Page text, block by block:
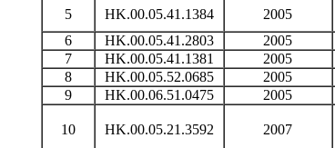
5
HK.00.05.41.1384 2005
6
HK.00.05.41.2803 2005
7
HK.00.05.41.1381 2005
8
HK.00.05.52.0685 2005
9
HK.00.06.51.0475 2005
10 HK.00.05.21.3592 2007